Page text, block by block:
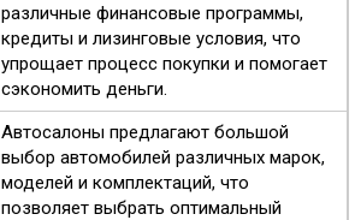
различные финансовые программы,
кредиты и лизинговые условия, что
упрощает процесс покупки и помогает
сэкономить деньги.
Автосалоны предлагают большой
выбор автомобилей различных марок,
моделей и комплектаций, что
позволяет выбрать оптимальный